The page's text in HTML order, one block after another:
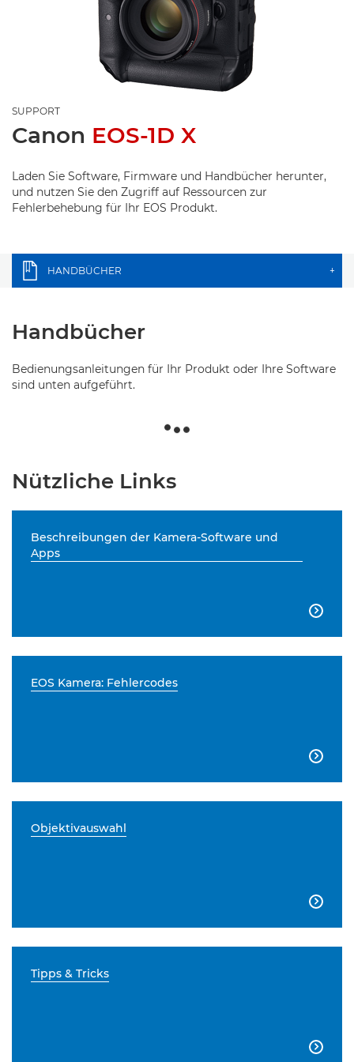
SUPPORT
Canon EOS-1D X
Laden Sie Software, Firmware und Handbücher herunter,
und nutzen Sie den Zugriff auf Ressourcen zur
Fehlerbehebung für Ihr EOS Produkt.
HANDBÜCHER +
Handbücher
Bedienungsanleitungen für Ihr Produkt oder Ihre Software
sind unten aufgeführt.
Nützliche Links
Beschreibungen der Kamera-Software und
Apps

EOS Kamera: Fehlercodes

Objektivauswahl

Tipps & Tricks
